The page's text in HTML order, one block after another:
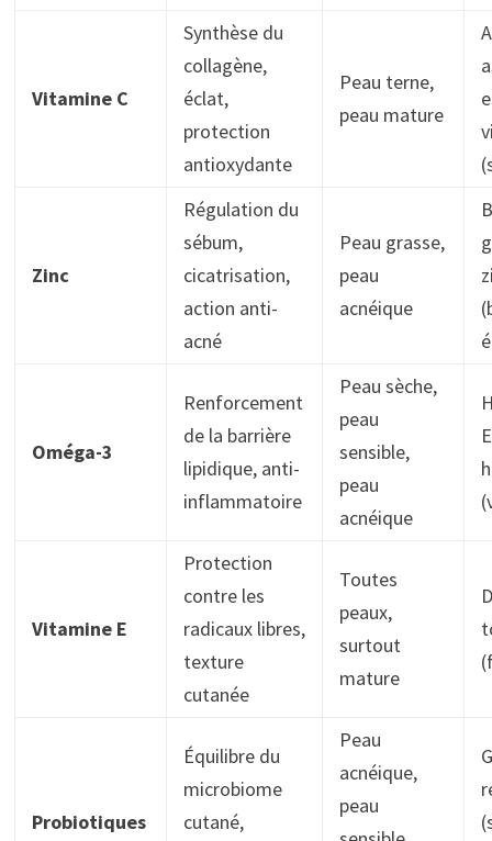
Vitamine C
Synthèse du
collagène,
éclat,
protection
antioxydante
Peau terne,
peau mature
Zinc
Régulation du
sébum,
cicatrisation,
action anti-
acné
Peau grasse,
peau
acnéique
Oméga-3
Renforcement
de la barrière
lipidique, anti-
inflammatoire
Peau sèche,
peau
sensible,
peau
acnéique
Vitamine E
Protection
contre les
radicaux libres,
texture
cutanée
Toutes
peaux,
surtout
mature
Probiotiques
Équilibre du
microbiome
cutané,
Peau
acnéique,
peau